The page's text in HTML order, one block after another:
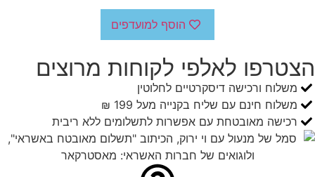
הוסף למועדפים
הצטרפו לאלפי לקוחות מרוצים
משלוח ורכישה דיסקרטיים לחלוטין
משלוח חינם עם שליח בקנייה מעל 199 ₪
רכישה מאובטחת עם אפשרות לתשלומים ללא ריבית